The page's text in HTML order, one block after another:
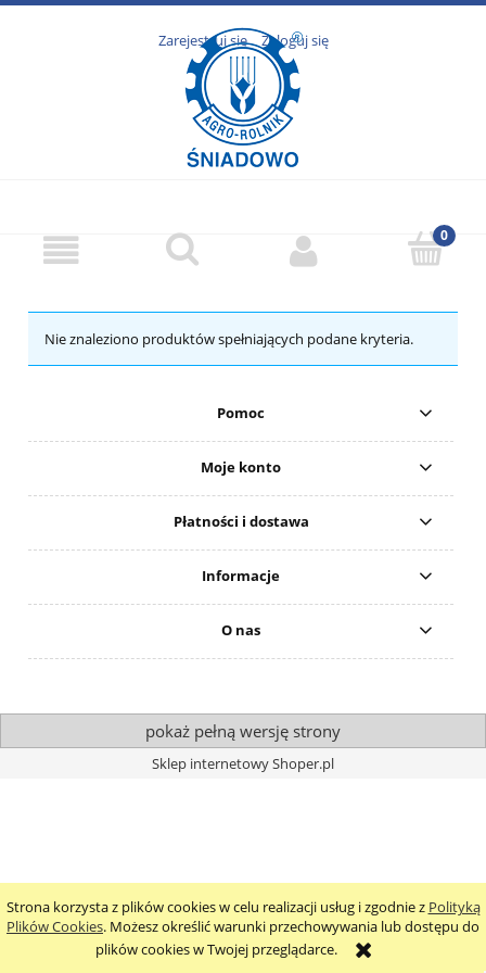
Strona korzysta z plików cookies w celu realizacji usług i zgodnie z Polityką
Plików Cookies. Możesz określić warunki przechowywania lub dostępu do
plików cookies w Twojej przeglądarce.
Zarejestruj się Zaloguj się
Nie znaleziono produktów spełniających podane kryteria.
Pomoc
Moje konto
Płatności i dostawa
Informacje
O nas
pokaż pełną wersję strony
Sklep internetowy Shoper.pl